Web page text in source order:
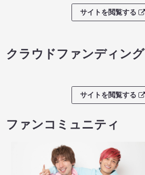
08/08 08:30 開場 09:00 開演
サイトを閲覧する
クラウドファンディング
ファンコミュニティ